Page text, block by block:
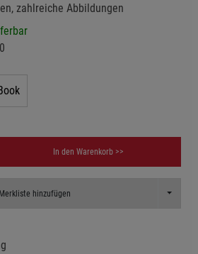
zahlreiche Abbildungen
In den Warenkorb >>
hinzufügen Toggle